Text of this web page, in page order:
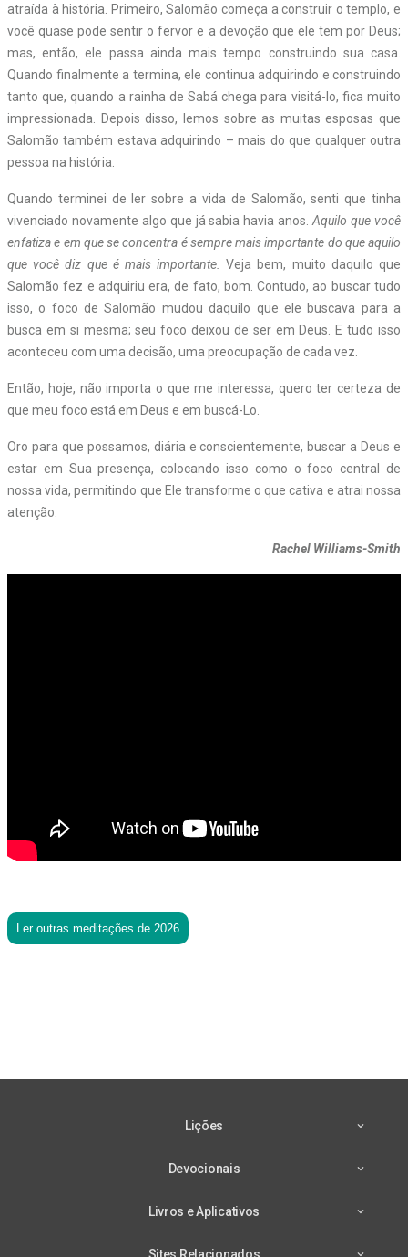
atraída à história. Primeiro, Salomão começa a construir o templo, e
você quase pode sentir o fervor e a devoção que ele tem por Deus;
mas, então, ele passa ainda mais tempo construindo sua casa.
Quando finalmente a termina, ele continua adquirindo e construindo
tanto que, quando a rainha de Sabá chega para visitá-lo, fica muito
impressionada. Depois disso, lemos sobre as muitas esposas que
Salomão também estava adquirindo – mais do que qualquer outra
pessoa na história.
Quando terminei de ler sobre a vida de Salomão, senti que tinha
vivenciado novamente algo que já sabia havia anos.Aquilo que você
enfatiza e em que se concentra é sempre mais importante do que aquilo
que você diz que é mais importante.
Veja bem, muito daquilo que
Salomão fez e adquiriu era, de fato, bom. Contudo, ao buscar tudo
isso, o foco de Salomão mudou daquilo que ele buscava para a
busca em si mesma; seu foco deixou de ser em Deus. E tudo isso
aconteceu com uma decisão, uma preocupação de cada vez.
Então, hoje, não importa o que me interessa, quero ter certeza de
que meu foco está em Deus e em buscá-Lo.
Oro para que possamos, diária e conscientemente, buscar a Deus e
estar em Sua presença, colocando isso como o foco central de
nossa vida, permitindo que Ele transforme o que cativa e atrai nossa
atenção.
Rachel Williams-Smith
Ler outras meditações de 2026
Lições
Devocionais
Livros e Aplicativos
Sites Relacionados